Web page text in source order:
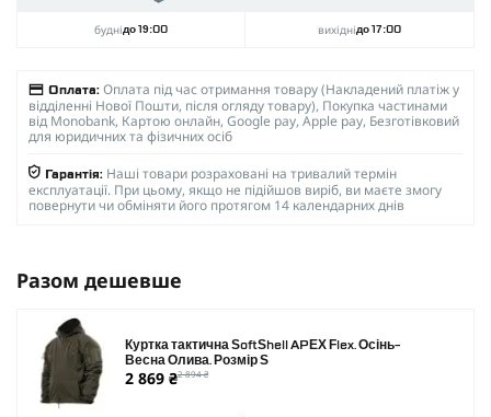
буднідо 19:00 вихіднідо 17:00
Оплата: Оплата під час отримання товару (Накладений платіж у
відділенні Нової Пошти, після огляду товару), Покупка частинами
від Monobank, Картою онлайн, Google pay, Apple pay, Безготівковий
для юридичних та фізичних осіб
Гарантія: Наші товари розраховані на тривалий термін
експлуатації. При цьому, якщо не підійшов виріб, ви маєте змогу
повернути чи обміняти його протягом 14 календарних днів
Разом дешевше
Куртка тактична SoftShell APEX Flex. Осінь-
Весна Олива. Розмір S
2 869 ₴2 894 ₴